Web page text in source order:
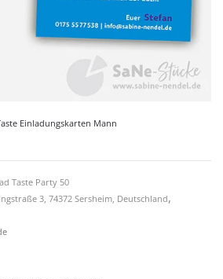
Einladungskarten Mann
Taste Party 50
3, 74372 Sersheim, Deutschland,